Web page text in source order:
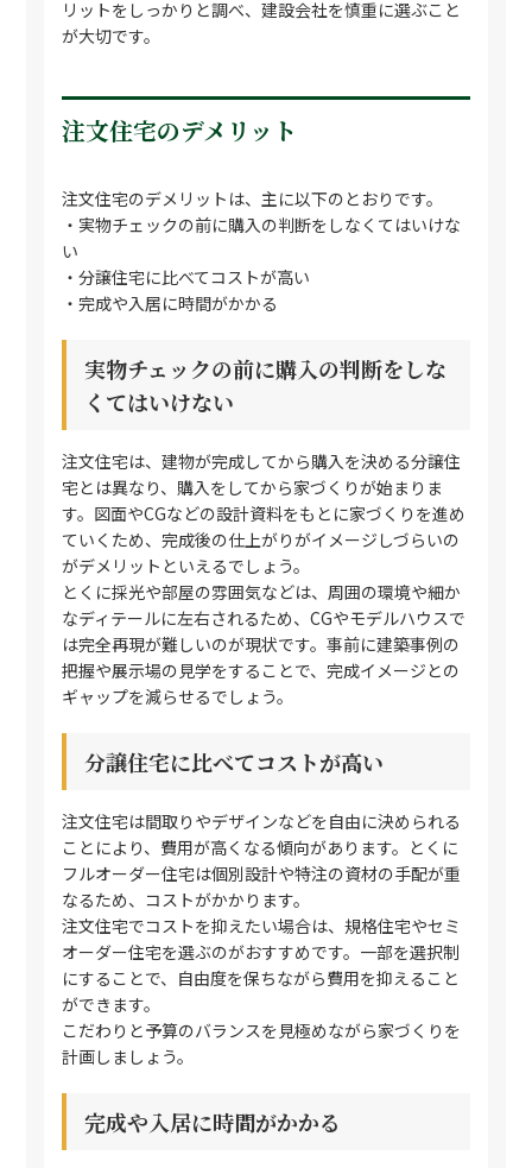
リットをしっかりと調べ、建設会社を慎重に選ぶこと
が大切です。
注文住宅のデメリット
注文住宅のデメリットは、主に以下のとおりです。
・実物チェックの前に購入の判断をしなくてはいけな
い
・分譲住宅に比べてコストが高い
・完成や入居に時間がかかる
実物チェックの前に購入の判断をしな
くてはいけない
注文住宅は、建物が完成してから購入を決める分譲住
宅とは異なり、購入をしてから家づくりが始まりま
す。図面やCGなどの設計資料をもとに家づくりを進め
ていくため、完成後の仕上がりがイメージしづらいの
がデメリットといえるでしょう。
とくに採光や部屋の雰囲気などは、周囲の環境や細か
なディテールに左右されるため、CGやモデルハウスで
は完全再現が難しいのが現状です。事前に建築事例の
把握や展示場の見学をすることで、完成イメージとの
ギャップを減らせるでしょう。
分譲住宅に比べてコストが高い
注文住宅は間取りやデザインなどを自由に決められる
ことにより、費用が高くなる傾向があります。とくに
フルオーダー住宅は個別設計や特注の資材の手配が重
なるため、コストがかかります。
注文住宅でコストを抑えたい場合は、規格住宅やセミ
オーダー住宅を選ぶのがおすすめです。一部を選択制
にすることで、自由度を保ちながら費用を抑えること
ができます。
こだわりと予算のバランスを見極めながら家づくりを
計画しましょう。
完成や入居に時間がかかる